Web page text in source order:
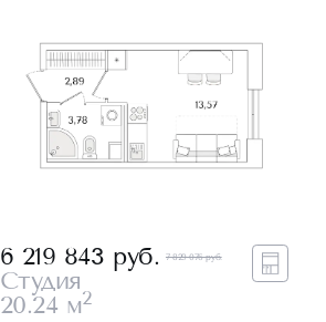
6 219 843 руб. 7 829 076 руб.
Студия
20.24 м2